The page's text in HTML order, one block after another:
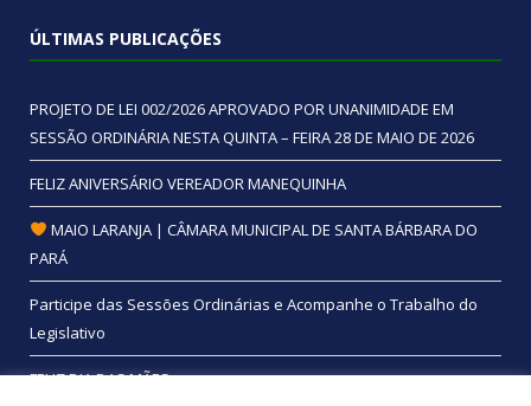
ÚLTIMAS PUBLICAÇÕES
PROJETO DE LEI 002/2026 APROVADO POR UNANIMIDADE EM
SESSÃO ORDINÁRIA NESTA QUINTA – FEIRA 28 DE MAIO DE 2026
FELIZ ANIVERSÁRIO VEREADOR MANEQUINHA
MAIO LARANJA | CÂMARA MUNICIPAL DE SANTA BÁRBARA DO
PARÁ
Participe das Sessões Ordinárias e Acompanhe o Trabalho do
Legislativo
FELIZ DIA DAS MÃES